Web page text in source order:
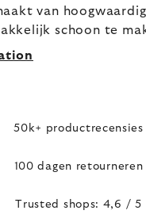
van hoogwaardig
schoon te
50k+ productrecensies
100 dagen retourneren
Trusted shops: 4,6 / 5